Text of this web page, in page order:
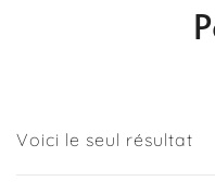
Voici le seul résultat